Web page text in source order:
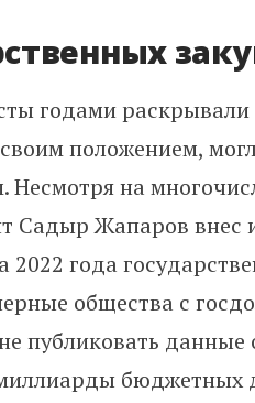
годами
положением,
на
Садыр Жапаров внес
2022 года
общества с
публиковать данные
бюджетных